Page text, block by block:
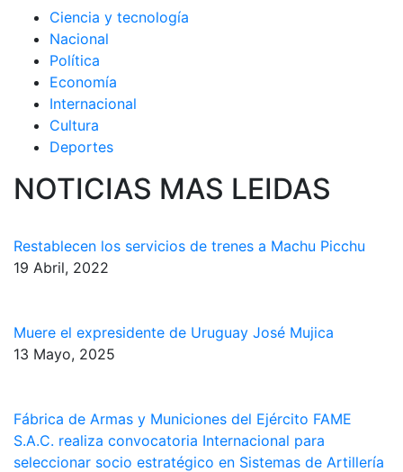
Ciencia y tecnología
Nacional
Política
Economía
Internacional
Cultura
Deportes
NOTICIAS MAS LEIDAS
Restablecen los servicios de trenes a Machu Picchu
19 Abril, 2022
Muere el expresidente de Uruguay José Mujica
13 Mayo, 2025
Fábrica de Armas y Municiones del Ejército FAME
S.A.C. realiza convocatoria Internacional para
seleccionar socio estratégico en Sistemas de Artillería